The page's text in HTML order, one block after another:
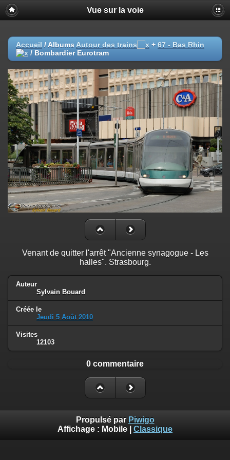
Vue sur la voie
Accueil / Albums Autour des trains + 67 - Bas Rhin
/ Bombardier Eurotram
Venant de quitter l'arrêt "Ancienne synagogue - Les
halles". Strasbourg.
Auteur
Sylvain Bouard
Créée le
Jeudi 5 Août 2010
Visites
12103
0 commentaire
Propulsé par Piwigo
Affichage : Mobile Classique